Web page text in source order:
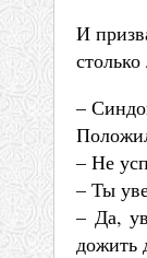
И
–
– Не
– Ты
– Да,
дожить